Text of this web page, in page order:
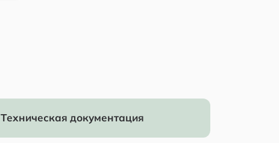
Техническая документация